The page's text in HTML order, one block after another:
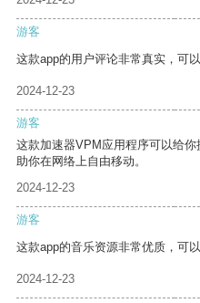
游客
这款app的用户评论非常真实，可
2024-12-23
游客
这款加速器VPM应用程序可以给
助你在网络上自由移动。
2024-12-23
游客
这款app的音乐资源非常优质，可
2024-12-23